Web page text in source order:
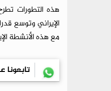
هذه التطورات
الإيراني وتوسع
مع هذه الأنشطة
تابعونا